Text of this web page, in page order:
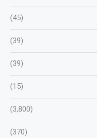
(45)
(39)
(39)
(15)
(3,800)
(370)